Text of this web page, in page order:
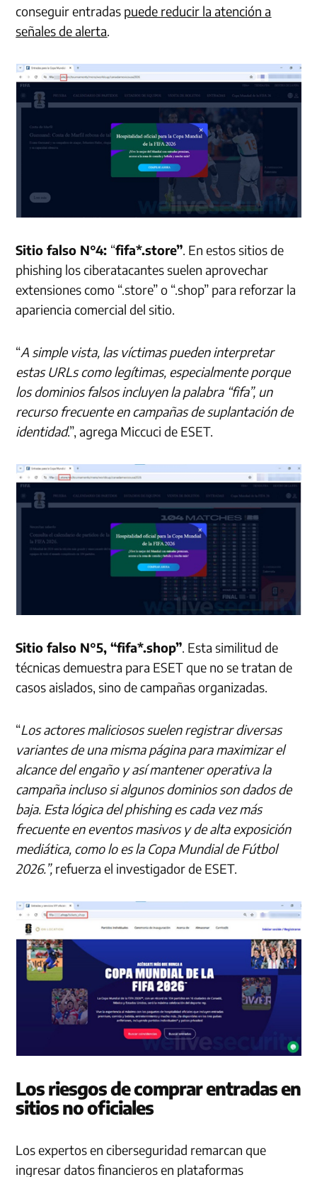
conseguir entradas puede reducir la atención a
señales de alerta.
Sitio falso N°4: “fifa*.store”. En estos sitios de
phishing los ciberatacantes suelen aprovechar
extensiones como “.store” o “.shop” para reforzar la
apariencia comercial del sitio.
“A simple vista, las víctimas pueden interpretar
estas URLs como legítimas, especialmente porque
los dominios falsos incluyen la palabra “fifa”, un
recurso frecuente en campañas de suplantación de
identidad.”, agrega Miccuci de ESET.
Sitio falso N°5, “fifa*.shop”. Esta similitud de
técnicas demuestra para ESET que no se tratan de
casos aislados, sino de campañas organizadas.
“Los actores maliciosos suelen registrar diversas
variantes de una misma página para maximizar el
alcance del engaño y así mantener operativa la
campaña incluso si algunos dominios son dados de
baja. Esta lógica del phishing es cada vez más
frecuente en eventos masivos y de alta exposición
mediática, como lo es la Copa Mundial de Fútbol
2026.”, refuerza el investigador de ESET.
Los riesgos de comprar entradas en
sitios no oficiales
Los expertos en ciberseguridad remarcan que
ingresar datos financieros en plataformas